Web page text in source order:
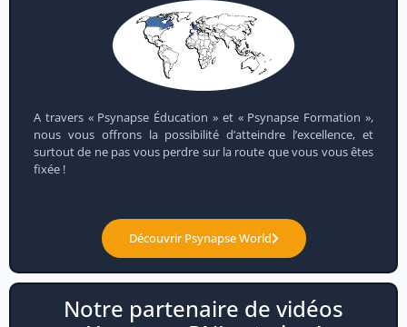
A travers « Psynapse Éducation » et « Psynapse Formation »,
nous vous offrons la possibilité d’atteindre l’excellence, et
surtout de ne pas vous perdre sur la route que vous vous êtes
fixée !
Découvrir Psynapse World
Notre partenaire de vidéos